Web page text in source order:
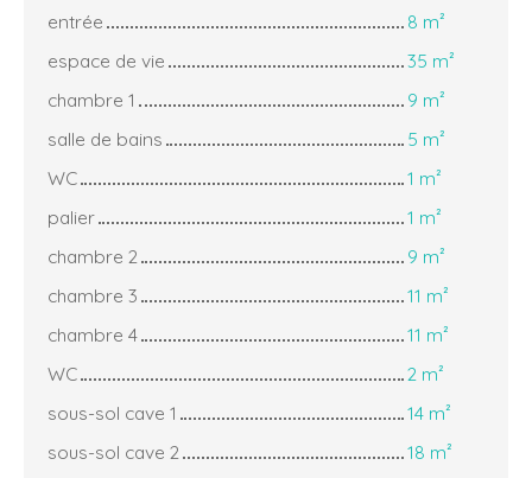
entrée
8 m²
espace de vie
35 m²
chambre 1
9 m²
salle de bains
5 m²
WC
1 m²
palier
1 m²
chambre 2
9 m²
chambre 3
11 m²
chambre 4
11 m²
WC
2 m²
sous-sol cave 1
14 m²
sous-sol cave 2
18 m²